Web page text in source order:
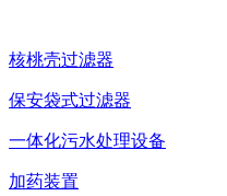
核桃壳过滤器
保安袋式过滤器
一体化污水处理设备
加药装置